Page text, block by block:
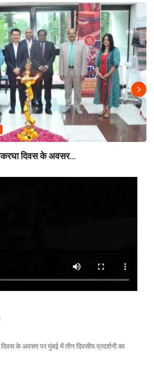
दिवस के अवसर...
दिवस के अवसर पर मुंबई में तीन दिवसीय प्रदर्शनी का